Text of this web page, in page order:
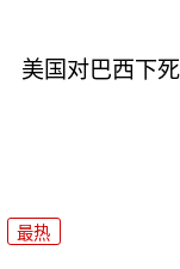
美国对巴西下
最热